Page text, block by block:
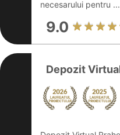
necesarului pentru ...
9.0
Depozit